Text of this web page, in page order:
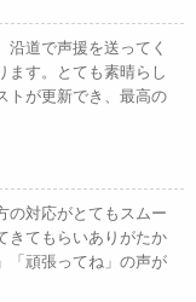
道で声援を送ってく
ます。とても素晴らし
トが更新でき、最高の
の対応がとてもスムー
きてもらいありがたか
「頑張ってね」の声が